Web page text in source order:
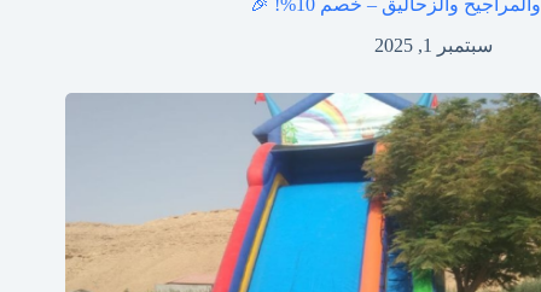
والمراجيح والزحاليق – خصم 10%! 🎉
سبتمبر 1, 2025